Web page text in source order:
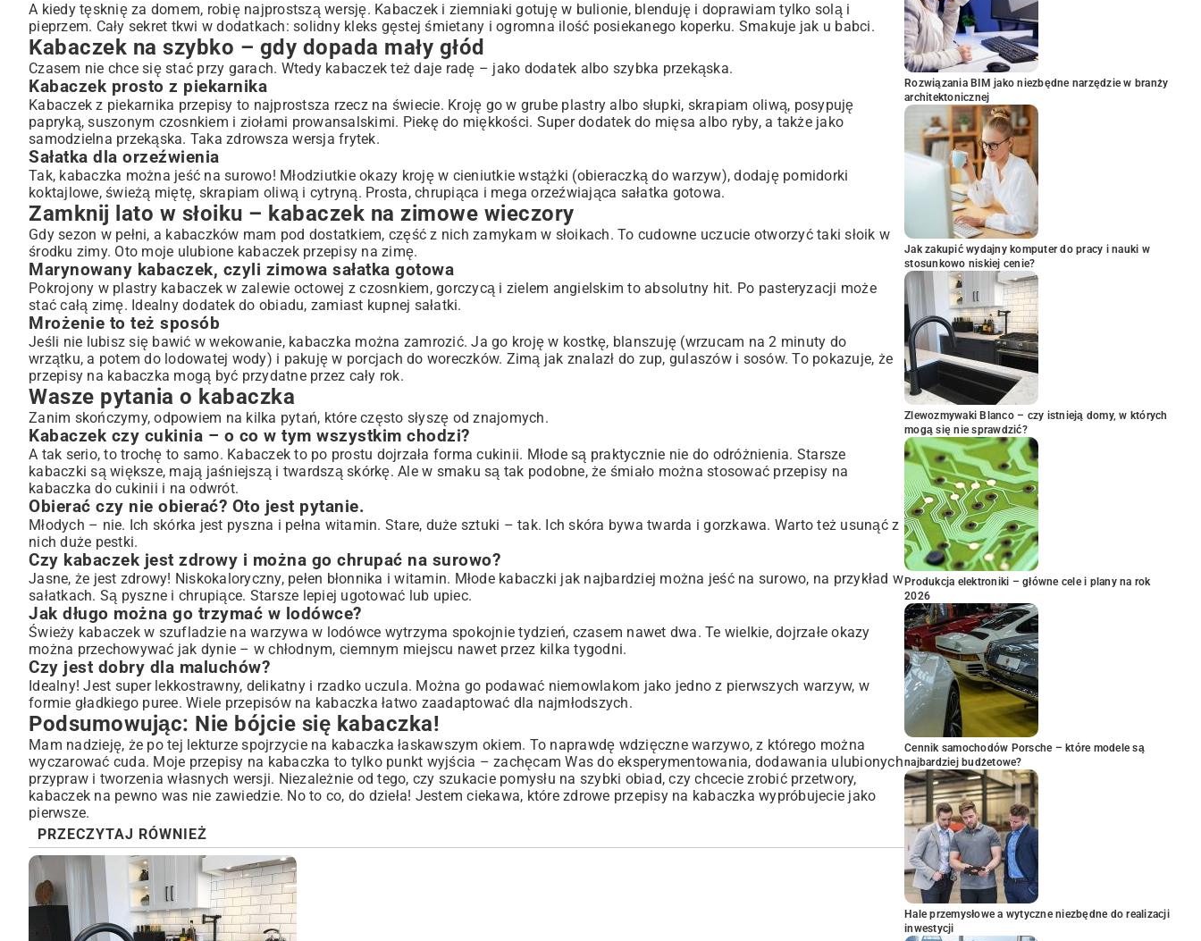
A kiedy tęsknię za domem, robię najprostszą wersję. Kabaczek i ziemniaki gotuję w bulionie, blenduję i doprawiam tylko solą i
pieprzem. Cały sekret tkwi w dodatkach: solidny kleks gęstej śmietany i ogromna ilość posiekanego koperku. Smakuje jak u babci.
Kabaczek na szybko – gdy dopada mały głód
Czasem nie chce się stać przy garach. Wtedy kabaczek też daje radę – jako dodatek albo szybka przekąska.
Kabaczek prosto z piekarnika
Kabaczek z piekarnika przepisy to najprostsza rzecz na świecie. Kroję go w grube plastry albo słupki, skrapiam oliwą, posypuję
papryką, suszonym czosnkiem i ziołami prowansalskimi. Piekę do miękkości. Super dodatek do mięsa albo ryby, a także jako
samodzielna przekąska. Taka zdrowsza wersja frytek.
Sałatka dla orzeźwienia
Tak, kabaczka można jeść na surowo! Młodziutkie okazy kroję w cieniutkie wstążki (obieraczką do warzyw), dodaję pomidorki
koktajlowe, świeżą miętę, skrapiam oliwą i cytryną. Prosta, chrupiąca i mega orzeźwiająca sałatka gotowa.
Zamknij lato w słoiku – kabaczek na zimowe wieczory
Gdy sezon w pełni, a kabaczków mam pod dostatkiem, część z nich zamykam w słoikach. To cudowne uczucie otworzyć taki słoik w
środku zimy. Oto moje ulubione kabaczek przepisy na zimę.
Marynowany kabaczek, czyli zimowa sałatka gotowa
Pokrojony w plastry kabaczek w zalewie octowej z czosnkiem, gorczycą i zielem angielskim to absolutny hit. Po pasteryzacji może
stać całą zimę. Idealny dodatek do obiadu, zamiast kupnej sałatki.
Mrożenie to też sposób
Jeśli nie lubisz się bawić w wekowanie, kabaczka można zamrozić. Ja go kroję w kostkę, blanszuję (wrzucam na 2 minuty do
wrzątku, a potem do lodowatej wody) i pakuję w porcjach do woreczków. Zimą jak znalazł do zup, gulaszów i sosów. To pokazuje, że
przepisy na kabaczka mogą być przydatne przez cały rok.
Wasze pytania o kabaczka
Zanim skończymy, odpowiem na kilka pytań, które często słyszę od znajomych.
Kabaczek czy cukinia – o co w tym wszystkim chodzi?
A tak serio, to trochę to samo. Kabaczek to po prostu dojrzała forma cukinii. Młode są praktycznie nie do odróżnienia. Starsze
kabaczki są większe, mają jaśniejszą i twardszą skórkę. Ale w smaku są tak podobne, że śmiało można stosować przepisy na
kabaczka do cukinii i na odwrót.
Obierać czy nie obierać? Oto jest pytanie.
Młodych – nie. Ich skórka jest pyszna i pełna witamin. Stare, duże sztuki – tak. Ich skóra bywa twarda i gorzkawa. Warto też usunąć z
nich duże pestki.
Czy kabaczek jest zdrowy i można go chrupać na surowo?
Jasne, że jest zdrowy! Niskokaloryczny, pełen błonnika i witamin. Młode kabaczki jak najbardziej można jeść na surowo, na przykład w
sałatkach. Są pyszne i chrupiące. Starsze lepiej ugotować lub upiec.
Jak długo można go trzymać w lodówce?
Świeży kabaczek w szufladzie na warzywa w lodówce wytrzyma spokojnie tydzień, czasem nawet dwa. Te wielkie, dojrzałe okazy
można przechowywać jak dynie – w chłodnym, ciemnym miejscu nawet przez kilka tygodni.
Czy jest dobry dla maluchów?
Idealny! Jest super lekkostrawny, delikatny i rzadko uczula. Można go podawać niemowlakom jako jedno z pierwszych warzyw, w
formie gładkiego puree. Wiele przepisów na kabaczka łatwo zaadaptować dla najmłodszych.
Podsumowując: Nie bójcie się kabaczka!
Mam nadzieję, że po tej lekturze spojrzycie na kabaczka łaskawszym okiem. To naprawdę wdzięczne warzywo, z którego można
wyczarować cuda. Moje przepisy na kabaczka to tylko punkt wyjścia – zachęcam Was do eksperymentowania, dodawania ulubionych
przypraw i tworzenia własnych wersji. Niezależnie od tego, czy szukacie pomysłu na szybki obiad, czy chcecie zrobić przetwory,
kabaczek na pewno was nie zawiedzie. No to co, do dzieła! Jestem ciekawa, które zdrowe przepisy na kabaczka wypróbujecie jako
pierwsze.
PRZECZYTAJ RÓWNIEŻ
Rozwiązania BIM jako niezbędne narzędzie w branży
architektonicznej
Jak zakupić wydajny komputer do pracy i nauki w
stosunkowo niskiej cenie?
Zlewozmywaki Blanco – czy istnieją domy, w których
mogą się nie sprawdzić?
Produkcja elektroniki – główne cele i plany na rok
2026
Cennik samochodów Porsche – które modele są
najbardziej budżetowe?
Hale przemysłowe a wytyczne niezbędne do realizacji
inwestycji